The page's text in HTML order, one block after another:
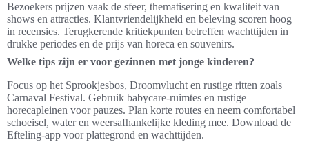
Bezoekers prijzen vaak de sfeer, thematisering en kwaliteit van
shows en attracties. Klantvriendelijkheid en beleving scoren hoog
in recensies. Terugkerende kritiekpunten betreffen wachttijden in
drukke periodes en de prijs van horeca en souvenirs.
Welke tips zijn er voor gezinnen met jonge kinderen?
Focus op het Sprookjesbos, Droomvlucht en rustige ritten zoals
Carnaval Festival. Gebruik babycare-ruimtes en rustige
horecapleinen voor pauzes. Plan korte routes en neem comfortabel
schoeisel, water en weersafhankelijke kleding mee. Download de
Efteling-app voor plattegrond en wachttijden.